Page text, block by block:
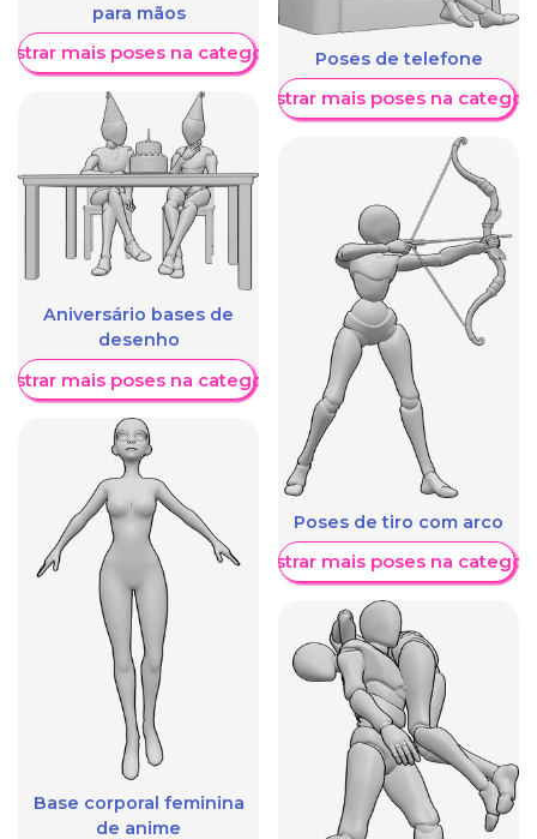
para mãos
mais poses na categoria
Aniversário bases de
desenho
mais poses na categoria
Base corporal feminina
de anime
Poses de telefone
Mostrar mais poses na
Poses de tiro com arco
Mostrar mais poses na